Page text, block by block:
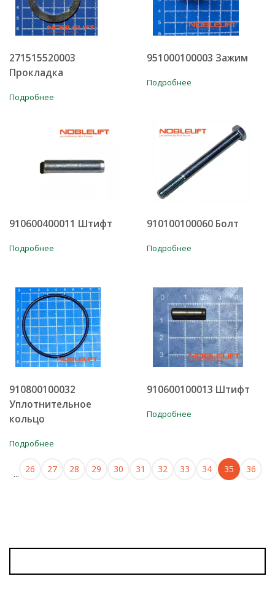
271515520003
Прокладка
Подробнее
951000100003 Зажим
Подробнее
910600400011 Штифт
Подробнее
910100100060 Болт
Подробнее
910800100032
Уплотнительное
кольцо
Подробнее
910600100013 Штифт
Подробнее
... 26 27 28 29 30 31 32 33 34 35 36